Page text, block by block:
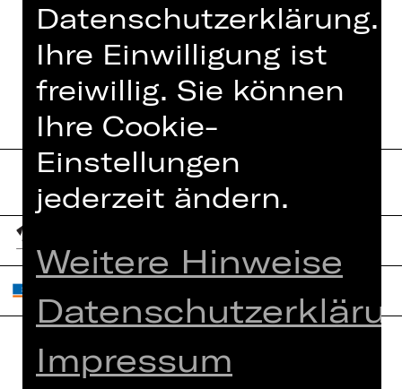
TANNHÄUSER UND DER
SÄNGERKRIEG AUF WARTBURG
Home Jobs
Datenschutzerklärung.
Ihre Einwilligung ist
freiwillig. Sie können
Ihre Cookie-
Einstellungen
jederzeit ändern.
Weitere Hinweise
Impressum